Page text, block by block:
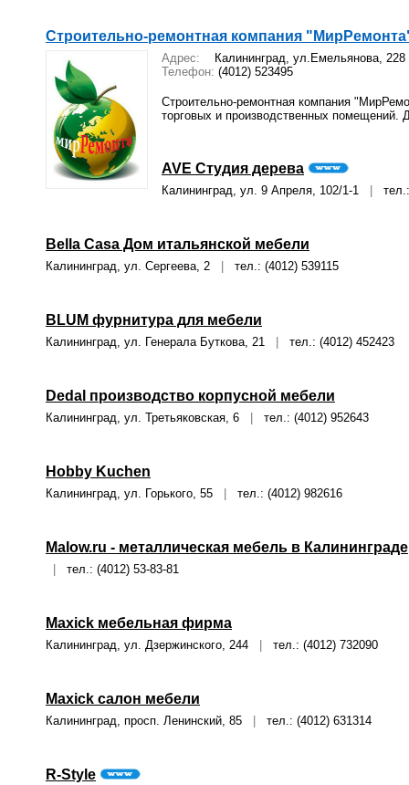
Строительно-ремонтная компания
Адрес:
Калининград, ул.Емельянова, 228
Телефон: (4012) 523495
Строительно-ремонтная компания
торговых и производственных помещений.
AVE Студия дерева
Калининград, ул. 9 Апреля, 102/1-1 тел.:
Bella Casa Дом итальянской мебели
Калининград, ул. Сергеева, 2 тел.: (4012) 539115
BLUM фурнитура для мебели
Калининград, ул. Генерала Буткова, 21 тел.: (4012) 452423
Dedal производство корпусной мебели
Калининград, ул. Третьяковская, 6 тел.: (4012) 952643
Hobby Kuchen
Калининград, ул. Горького, 55 тел.: (4012) 982616
Malow.ru - металлическая мебель в Калининграде
тел.: (4012) 53-83-81
Maxick мебельная фирма
Калининград, ул. Дзержинского, 244 тел.: (4012) 732090
Maxick салон мебели
Калининград, просп. Ленинский, 85 тел.: (4012) 631314
R-Style